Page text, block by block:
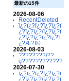
最新の15件
2026-08-06
RecentDeleted
ï¿?ï¿?ï¿?ï¿?ï¿?ï
¿?ï¿?ï¿?/ï¿?ï¿?ï
¿?ï¿?ï¿?ï¿?ï¿?ï
¿?Æ?Ï©
2026-08-03
????????/??
ų????????????
2026-07-30
ï¿?ï¿?ï¿?ï¿?ï¿?ï
¿?ï¿?ï¿?/ï¿?ï¿?ï